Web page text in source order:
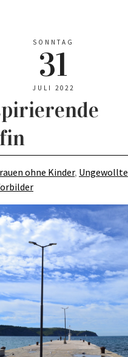
SONNTAG
31
JULI 2022
ohne Kinder, Ungewollte